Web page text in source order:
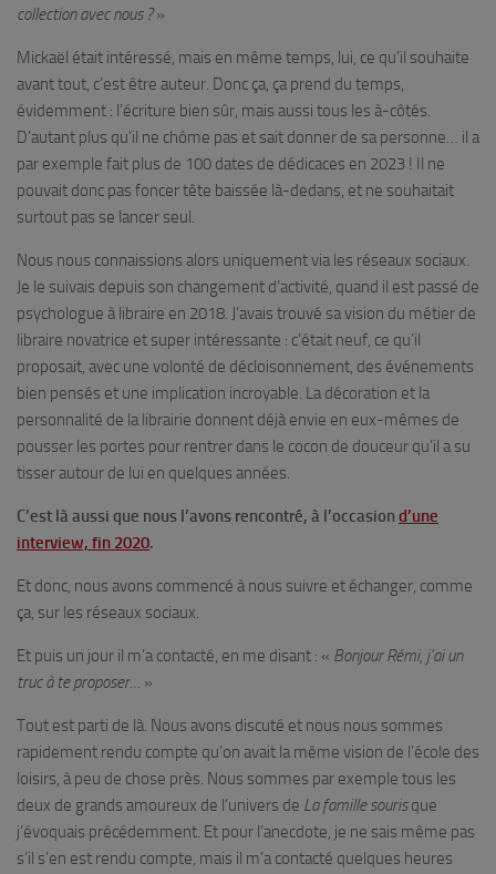
collection avec nous ?»
Mickaël était intéressé, mais en même temps, lui, ce qu’il souhaite
avant tout, c’est être auteur. Donc ça, ça prend du temps,
évidemment : l’écriture bien sûr, mais aussi tous les à-côtés.
D’autant plus qu’il ne chôme pas et sait donner de sa personne… il a
par exemple fait plus de 100 dates de dédicaces en 2023 ! Il ne
pouvait donc pas foncer tête baissée là-dedans, et ne souhaitait
surtout pas se lancer seul.
Nous nous connaissions alors uniquement via les réseaux sociaux.
Je le suivais depuis son changement d’activité, quand il est passé de
psychologue à libraire en 2018. J’avais trouvé sa vision du métier de
libraire novatrice et super intéressante : c’était neuf, ce qu’il
proposait, avec une volonté de décloisonnement, des événements
bien pensés et une implication incroyable. La décoration et la
personnalité de la librairie donnent déjà envie en eux-mêmes de
pousser les portes pour rentrer dans le cocon de douceur qu’il a su
tisser autour de lui en quelques années.
C’est là aussi que nous l’avons rencontré, à l’occasion d’une
interview, fin 2020.
Et donc, nous avons commencé à nous suivre et échanger, comme
ça, sur les réseaux sociaux.
Et puis un jour il m’a contacté, en me disant : « Bonjour Rémi, j’ai un
truc à te proposer… »
Tout est parti de là. Nous avons discuté et nous nous sommes
rapidement rendu compte qu’on avait la même vision de l’école des
loisirs, à peu de chose près. Nous sommes par exemple tous les
deux de grands amoureux de l’univers de La famille sourisque
j’évoquais précédemment. Et pour l’anecdote, je ne sais même pas
s’il s’en est rendu compte, mais il m’a contacté quelques heures